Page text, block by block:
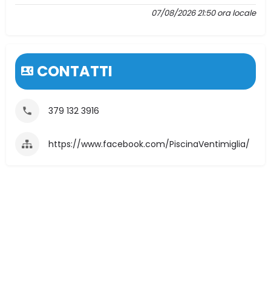
07/08/2026 21:50 ora locale
CONTATTI
379 132 3916
https://www.facebook.com/PiscinaVentimiglia/